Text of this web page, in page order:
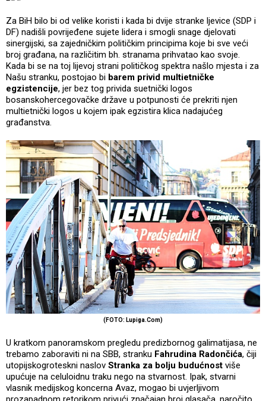
Za BiH bilo bi od velike koristi i kada bi dvije stranke ljevice (SDP i
DF) nadišli povrijeđene sujete lidera i smogli snage djelovati
sinergijski, sa zajedničkim političkim principima koje bi sve veći
broj građana, na različitim bh. stranama prihvatao kao svoje.
Kada bi se na toj lijevoj strani političkog spektra našlo mjesta i za
Našu stranku, postojao bi barem privid multietničke
egzistencije, jer bez tog privida suetnički logos
bosanskohercegovačke države u potpunosti će prekriti njen
multietnički logos u kojem ipak egzistira klica nadajućeg
građanstva.
(FOTO: Lupiga.Com)
U kratkom panoramskom pregledu predizbornog galimatijasa, ne
trebamo zaboraviti ni na SBB, stranku Fahrudina Radončića, čiji
utopijskogroteskni naslov Stranka za bolju budućnost više
upućuje na celuloidnu traku nego na stvarnost. Ipak, stvarni
vlasnik medijskog koncerna Avaz, mogao bi uvjerljivom